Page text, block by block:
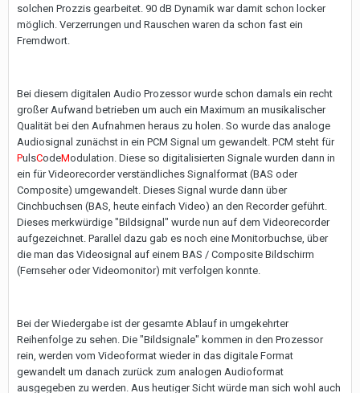
solchen Prozzis gearbeitet. 90 dB Dynamik war damit schon locker
möglich. Verzerrungen und Rauschen waren da schon fast ein
Fremdwort.
Bei diesem digitalen Audio Prozessor wurde schon damals ein recht
großer Aufwand betrieben um auch ein Maximum an musikalischer
Qualität bei den Aufnahmen heraus zu holen. So wurde das analoge
Audiosignal zunächst in ein PCM Signal um gewandelt. PCM steht für
PulsCodeModulation. Diese so digitalisierten Signale wurden dann in
ein für Videorecorder verständliches Signalformat (BAS oder
Composite) umgewandelt. Dieses Signal wurde dann über
Cinchbuchsen (BAS, heute einfach Video) an den Recorder geführt.
Dieses merkwürdige "Bildsignal" wurde nun auf dem Videorecorder
aufgezeichnet. Parallel dazu gab es noch eine Monitorbuchse, über
die man das Videosignal auf einem BAS / Composite Bildschirm
(Fernseher oder Videomonitor) mit verfolgen konnte.
Bei der Wiedergabe ist der gesamte Ablauf in umgekehrter
Reihenfolge zu sehen. Die "Bildsignale" kommen in den Prozessor
rein, werden vom Videoformat wieder in das digitale Format
gewandelt um danach zurück zum analogen Audioformat
ausgegeben zu werden. Aus heutiger Sicht würde man sich wohl auch